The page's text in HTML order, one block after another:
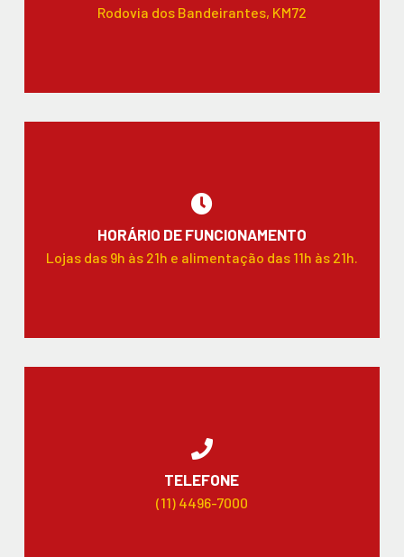
Rodovia dos Bandeirantes, KM72
HORÁRIO DE FUNCIONAMENTO
Lojas das 9h às 21h e alimentação das 11h às 21h.
TELEFONE
(11) 4496-7000